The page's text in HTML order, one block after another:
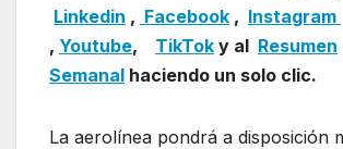
Linkedin , Facebook , Instagram
, Youtube, TikTok y al Resumen
Semanal haciendo un solo clic.
La aerolínea pondrá a disposición